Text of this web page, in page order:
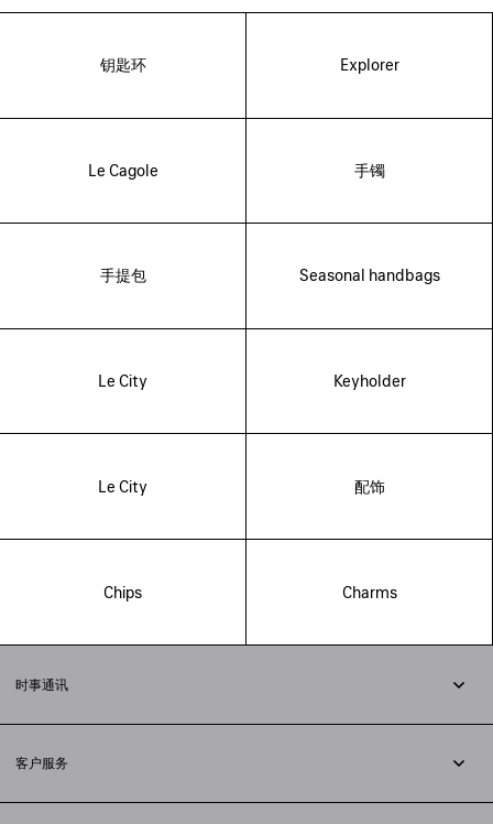
钥匙环 Explorer
Le Cagole 手镯
手提包 Seasonal handbags
Le City Keyholder
Le City 配饰
Chips Charms
时事通讯
客户服务